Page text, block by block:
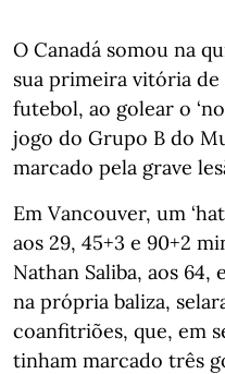
O Canadá somou na
sua primeira vitória
futebol, ao golear o
jogo do Grupo B do
marcado pela grave
Em Vancouver, um
aos 29, 45+3 e 90+2
Nathan Saliba, aos 64,
na própria baliza,
coanfitriões, que, em
tinham marcado três